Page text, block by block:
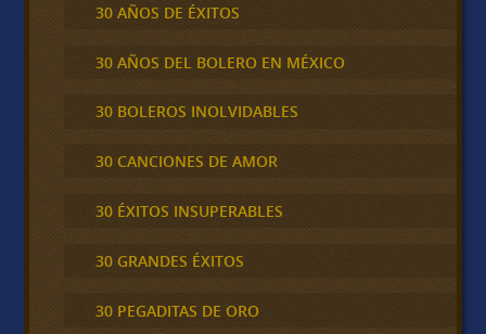
30 AÑOS DE ÉXITOS
30 AÑOS DEL BOLERO EN MÉXICO
30 BOLEROS INOLVIDABLES
30 CANCIONES DE AMOR
30 ÉXITOS INSUPERABLES
30 GRANDES ÉXITOS
30 PEGADITAS DE ORO